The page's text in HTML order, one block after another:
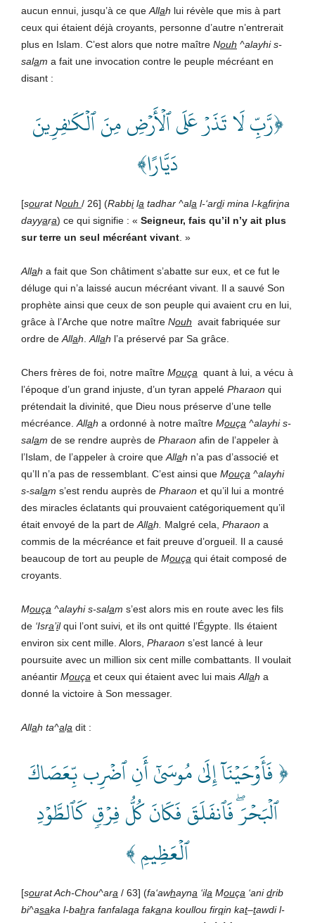
aucun ennui, jusqu’à ce que Allah lui révèle que mis à part
ceux qui étaient déjà croyants, personne d’autre n’entrerait
plus en Islam. C’est alors que notre maître Nouh ^alayhi s-
salam a fait une invocation contre le peuple mécréant en
disant :
﴿رَّبِّ لَا تَذَرۡ عَلَى ٱلۡأَرۡضِ مِنَ ٱلۡكَٰفِرِينَ
دَيَّارًا﴾
[sourat Nouh / 26] (Rabbila tadhar ^ala l-‘ardi mina l-kafirina
dayyara) ce qui signifie : « Seigneur, fais qu’il n’y ait plus
sur terre un seul mécréant vivant . »
Allah a fait que Son châtiment s’abatte sur eux, et ce fut le
déluge qui n’a laissé aucun mécréant vivant. Il a sauvé Son
prophète ainsi que ceux de son peuple qui avaient cru en lui,
grâce à l’Arche que notre maître Nouh avait fabriquée sur
ordre de Allah Allah l’a préservé par Sa grâce.
Chers frères de foi, notre maître Mouça quant à lui, a vécu à
l’époque d’un grand injuste, d’un tyran appelé Pharaon qui
prétendait la divinité, que Dieu nous préserve d’une telle
mécréance. Allah a ordonné à notre maître Mouça ^alayhi s-
salam de se rendre auprès de Pharaon afin de l’appeler à
l’Islam, de l’appeler à croire que Allah n’a pas d’associé et
qu’Il n’a pas de ressemblant. C’est ainsi que Mouça ^alayhi
s-salam s’est rendu auprès de Pharaon et qu’il lui a montré
des miracles éclatants qui prouvaient catégoriquement qu’il
était envoyé de la part de Allah. Malgré cela, Pharaon a
commis de la mécréance et fait preuve d’orgueil. Il a causé
beaucoup de tort au peuple de Mouça qui était composé de
croyants.
Mouça ^alayhi s-salam s’est alors mis en route avec les fils
de ‘Isra’ilqui l’ont suivi et ils ont quitté l’Égypte. Ils étaient
environ six cent mille. Alors, Pharaon s’est lancé à leur
poursuite avec un million six cent mille combattants. Il voulait
anéantir Mouça et ceux qui étaient avec lui mais Allah a
donné la victoire à Son messager.
Allah ta^ala dit :
﴿ فَأَوۡحَيۡنَآ إِلَىٰ مُوسَىٰٓ أَنِ ٱضۡرِب بِّعَصَاكَ
ٱلۡبَحۡرَۖ فَٱنفَلَقَ فَكَانَ كُلُّ فِرۡقٖ كَٱلطَّوۡدِ
ٱلۡعَظِيمِ ﴾
[sourat Ach-Chou^ara / 63] (fa‘awhayna ‘ila Mouça ‘anidrib
bi^asaka l-bahra fanfalaqa fakana koullou firqin kat–tawdi l-